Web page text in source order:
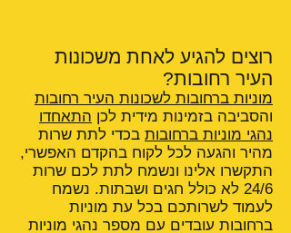
רוצים להגיע לאחת משכונות
העיר רחובות?
מוניות ברחובות לשכונות העיר רחובות
והסביבה בזמינות מידית לכן התאחדו
נהגי מוניות ברחובות בכדי לתת שרות
מהיר והגעה לכל לקוח בהקדם האפשרי,
התקשרו אלינו ונשמח לתת לכם שרות
24/6 לא כולל חגים ושבתות. נשמח
לעמוד לשרותכם בכל עת מוניות
ברחובות עובדים עם מספר נהגי מוניות